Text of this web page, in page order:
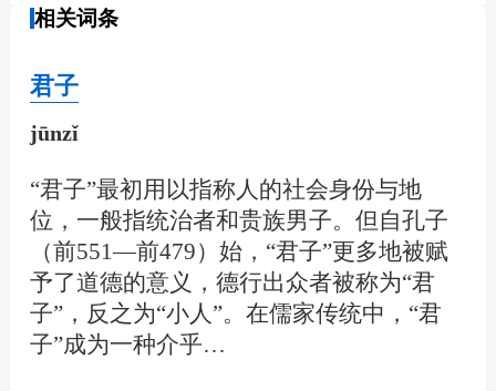
相关词条
君子
jūnzǐ
“君子”最初用以指称人的社会身份与地
位，一般指统治者和贵族男子。但自孔子
（前551—前479）始，“君子”更多地被赋
予了道德的意义，德行出众者被称为“君
子”，反之为“小人”。在儒家传统中，“君
子”成为一种介乎…